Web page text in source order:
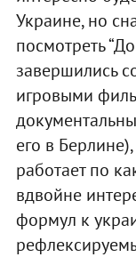
Украине, но
посмотреть
завершились
игровыми
его в
работает по
вдвойне
формул к